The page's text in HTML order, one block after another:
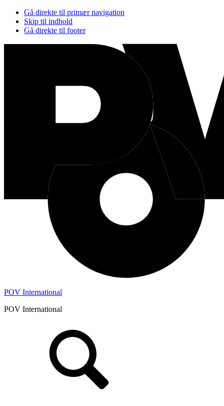
Gå direkte til primær navigation
Skip til indhold
Gå direkte til footer
POV International
POV International